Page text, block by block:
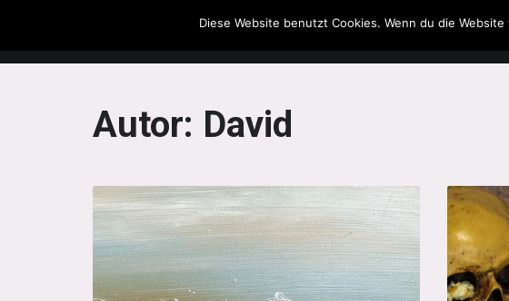
The Howling Men
Autor: David
Diese Website benutzt Cookies. Wenn du die